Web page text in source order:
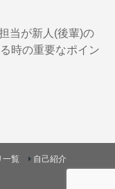
当が新人(後輩)の
時の重要なポイン
一覧
自己紹介